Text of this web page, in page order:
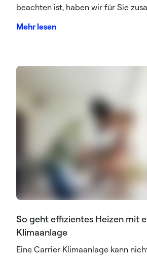
beachten ist, haben wir für Sie
Mehr lesen
So geht effizientes Heizen mit
Klimaanlage
Eine Carrier Klimaanlage kann